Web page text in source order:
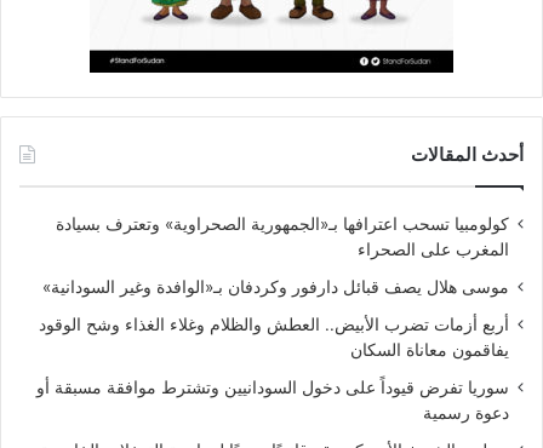
أحدث المقالات
كولومبيا تسحب اعترافها بـ«الجمهورية الصحراوية» وتعترف بسيادة
المغرب على الصحراء
موسى هلال يصف قبائل دارفور وكردفان بـ«الوافدة وغير السودانية»
أربع أزمات تضرب الأبيض.. العطش والظلام وغلاء الغذاء وشح الوقود
يفاقمون معاناة السكان
سوريا تفرض قيوداً على دخول السودانيين وتشترط موافقة مسبقة أو
دعوة رسمية